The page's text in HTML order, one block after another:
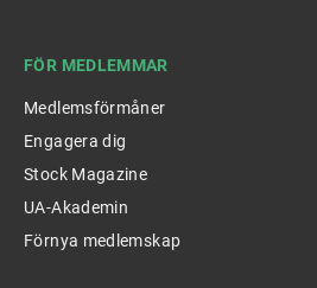
FÖR MEDLEMMAR
Medlemsförmåner
Engagera dig
Stock Magazine
UA-Akademin
Förnya medlemskap